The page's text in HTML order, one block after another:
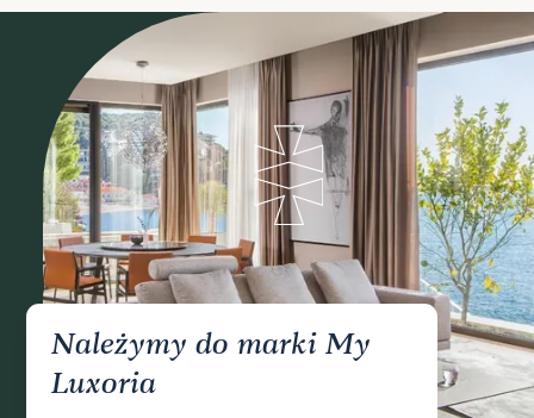
Należymy do marki My
Luxoria